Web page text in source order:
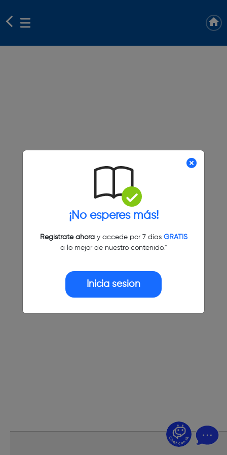
¡No esperes más!
Regístrate ahoray accede por 7 días GRATIS
a lo mejor de nuestro contenido."
Inicia sesión